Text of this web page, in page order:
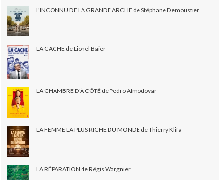
L'INCONNU DE LA GRANDE ARCHE de Stéphane Demoustier
LA CACHE de Lionel Baier
LA CHAMBRE D'À CÔTÉ de Pedro Almodovar
LA FEMME LA PLUS RICHE DU MONDE de Thierry Klifa
LA RÉPARATION de Régis Wargnier